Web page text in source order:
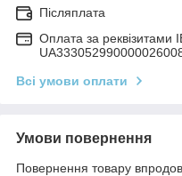
Післяплата
Оплата за реквізитами
Всі умови оплати
Умови повернення
Повернення товару